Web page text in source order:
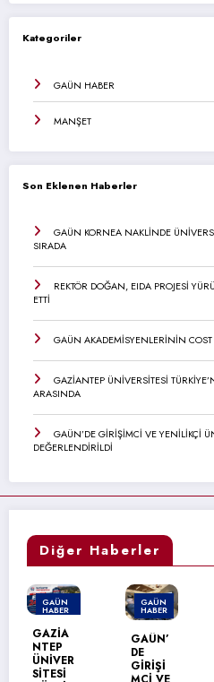
Kategoriler
GAÜN HABER
MANŞET
Son Eklenen Haberler
GAÜN KORNEA NAKLİNDE
SIRADA
REKTÖR DOĞAN, EIDA PROJESİ
ETTİ
GAÜN AKADEMİSYENLERİNİN COST
GAZİANTEP ÜNİVERSİTESİ
ARASINDA
GAÜN’DE GİRİŞİMCİ VE YENİLİKÇİ
DEĞERLENDİRİLDİ
Diğer Haberler
GAÜN
HABER
GAÜN’
DE
GİRİŞİ
GAÜN
HABER
REKTÖ
DOĞAN
,